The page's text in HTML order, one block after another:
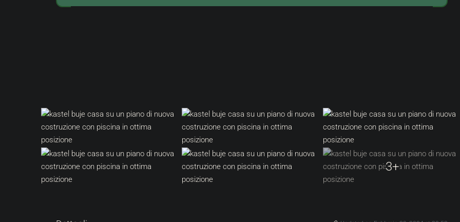
3+
Istria, Buie, Grisignana Croazia, Istria, Umago, Umago